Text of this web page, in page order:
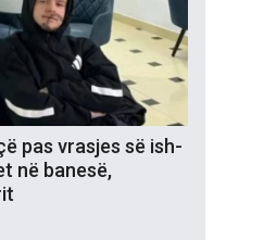
pas vrasjes së ish-
në banesë,